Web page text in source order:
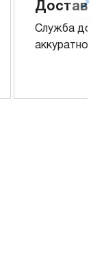
Служба
аккуратно